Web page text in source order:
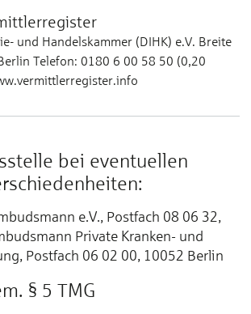
und Handelskammer (DIHK) e.V. Breite
Telefon: 0180 6 00 58 50 (0,20
bei eventuellen
e.V., Postfach 08 06 32,
Private Kranken- und
Postfach 06 02 00, 10052 Berlin
§ 5 TMG